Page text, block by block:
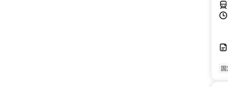
固